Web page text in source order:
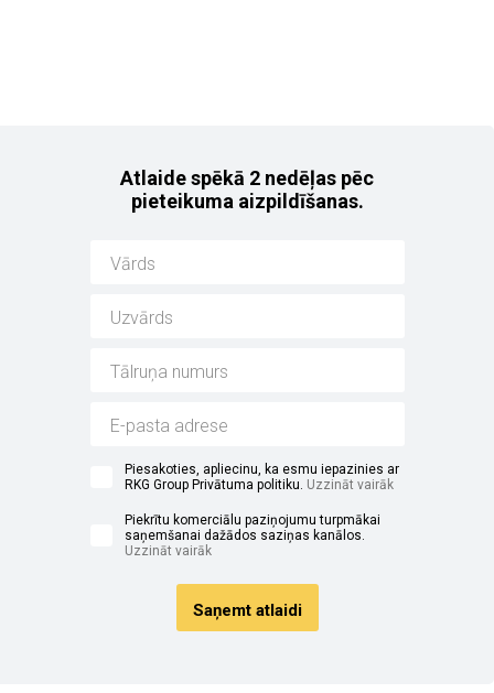
Atlaide spēkā 2 nedēļas pēc
pieteikuma aizpildīšanas.
Piesakoties, apliecinu, ka esmu iepazinies ar
RKG Group Privātuma politiku. Uzzināt vairāk
Piekrītu komerciālu paziņojumu turpmākai
saņemšanai dažādos saziņas kanālos.
Uzzināt vairāk
Saņemt atlaidi